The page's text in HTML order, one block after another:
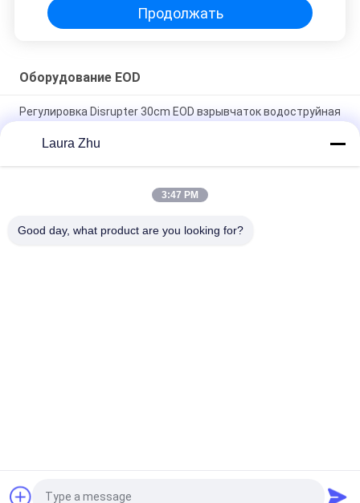
Продолжать
Оборудование EOD
Регулировка Disrupter 30cm EOD взрывчаток водоструйная
вертикальная
воды регулировка 0 до 30км вертикальная
Робот Defusal бомбы рекогносцировки хода для опасной
Laura Zhu
3:47 PM
Good day, what product are you looking for?